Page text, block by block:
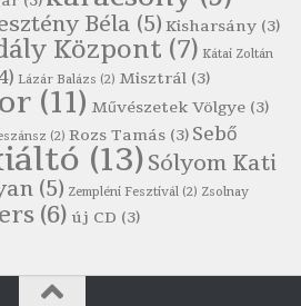
flaskó…
ital
ital
Béla (5) Kisharsány (3)
Központ (7) Kátai Zoltán
Lázár Balázs (2) Misztrál (3)
(11) Művészetek Völgye (3)
(2) Rozs Tamás (3) Sebő
(13)Sólyom Kati
(5) Zempléni Fesztivál (2) Zsolnay
(6) új CD (3)